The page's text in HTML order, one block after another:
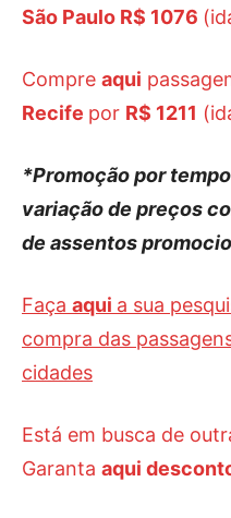
São Paulo R$ 1076
Compre aqui
Recife por R$ 1211
*Promoção por
variação de preços
de assentos
Faça aqui a sua
compra das
cidades
Está em busca de
Garanta aqui